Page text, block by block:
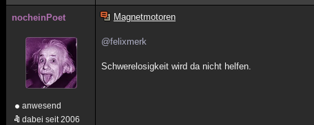
nocheinPoet
anwesend
dabei seit 2006
Magnetmotoren
@felixmerk
Schwerelosigkeit wird da nicht helfen.